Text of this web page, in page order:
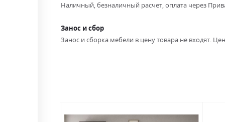
Наличный, безналичный расчет, оплата через
Занос и сбор
Занос и сборка мебели в цену товара не входят.